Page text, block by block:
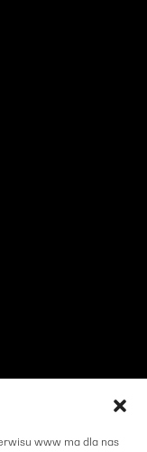
www ma dla nas
- Instagram
- Youtube